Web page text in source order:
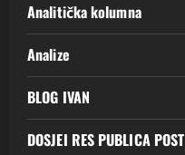
Analitička kolumna
Analize
BLOG IVAN
DOSJEI RES PUBLICA POST